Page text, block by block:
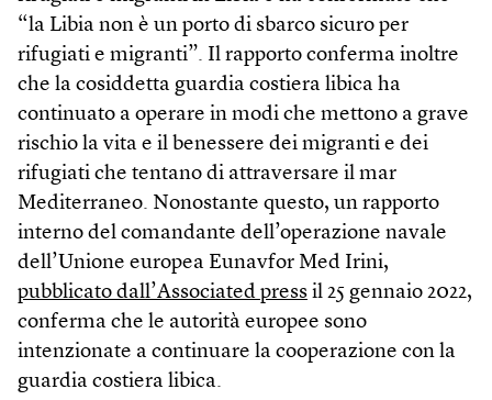
“la Libia non è un porto di sbarco sicuro per
rifugiati e migranti”. Il rapporto conferma inoltre
che la cosiddetta guardia costiera libica ha
continuato a operare in modi che mettono a grave
rischio la vita e il benessere dei migranti e dei
rifugiati che tentano di attraversare il mar
Mediterraneo. Nonostante questo, un rapporto
interno del comandante dell’operazione navale
dell’Unione europea Eunavfor Med Irini,
pubblicato dall’Associated press il 25 gennaio 2022,
conferma che le autorità europee sono
intenzionate a continuare la cooperazione con la
guardia costiera libica.